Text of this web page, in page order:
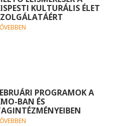
KULTURÁLIS ÉLET
PROGRAMOK A
BAN ÉS